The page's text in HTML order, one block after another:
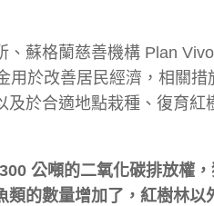
、蘇格蘭慈善機構 Plan
用於改善居民經濟，相關措
及於合適地點栽種、復育紅
公噸的二氧化碳排放權
類的數量增加了，紅樹林以